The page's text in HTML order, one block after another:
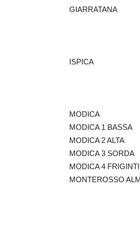
ISPICA
MODICA
MODICA 1
MODICA 2
MODICA 3
MODICA 4